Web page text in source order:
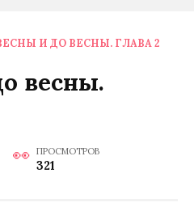
И ДО ВЕСНЫ. ГЛАВА 2
весны.
ПРОСМОТРОВ
321